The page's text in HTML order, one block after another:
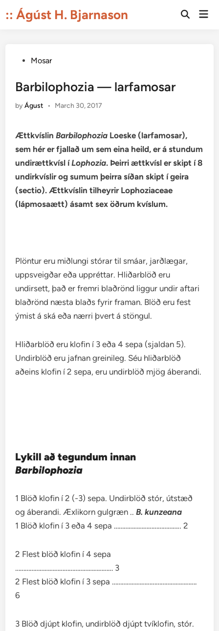
to:: Ágúst H. Bjarnason
Open
PostedMosar
Barbilophozia — larfamosar
byÁgust • March 30, 2017
ÆttkvíslinBarbilophozia Loeske (larfamosar),
sem hér er fjallað um sem eina heild, er á stundum
undirættkvísl íLophozia. Þeirri ættkvísl er skipt í 8
undirkvíslir og sumum þeirra síðan skipt í geira
(sectio). Ættkvíslin tilheyrir Lophoziaceae
(lápmosaætt) ásamt sex öðrum kvíslum.
Plöntur eru miðlungi stórar til smáar, jarðlægar,
uppsveigðar eða uppréttar. Hliðarblöð eru
undirsett, það er fremri blaðrönd liggur undir aftari
blaðrönd næsta blaðs fyrir framan. Blöð eru fest
ýmist á ská eða nærri þvert á stöngul.
Hliðarblöð eru klofin í 3 eða 4 sepa (sjaldan 5).
Undirblöð eru jafnan greinileg. Séu hliðarblöð
aðeins klofin í 2 sepa, eru undirblöð mjög áberandi.
Lykill að tegundum innan
Barbilophozia
1 Blöð klofin í 2 (-3) sepa. Undirblöð stór, útstæð
og áberandi. Æxlikorn gulgræn ..B. kunzeana
1 Blöð klofin í 3 eða 4 sepa ………………………………….. 2
2 Flest blöð klofin í 4 sepa
…………………………………………………… 3
2 Flest blöð klofin í 3 sepa …………………………………………….
6
3 Blöð djúpt klofin, undirblöð djúpt tvíklofin, stór.